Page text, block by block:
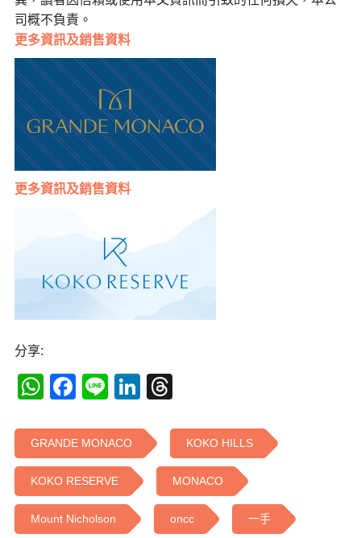
司概不負責。
更多資訊及銷售資料
更多資訊及銷售資料
分享:
WhatsApp
Facebook
LineLinkedIn
GRANDE MONACO KOKO HILLS
KOKO RESERVE MONACO
Mount Nicholson oncc 一手